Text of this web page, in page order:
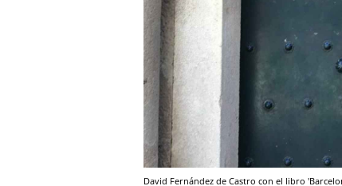
David Fernández de Castro con el libro